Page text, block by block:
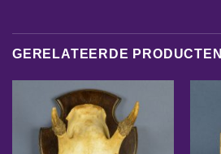
GERELATEERDE PRODUCTEN